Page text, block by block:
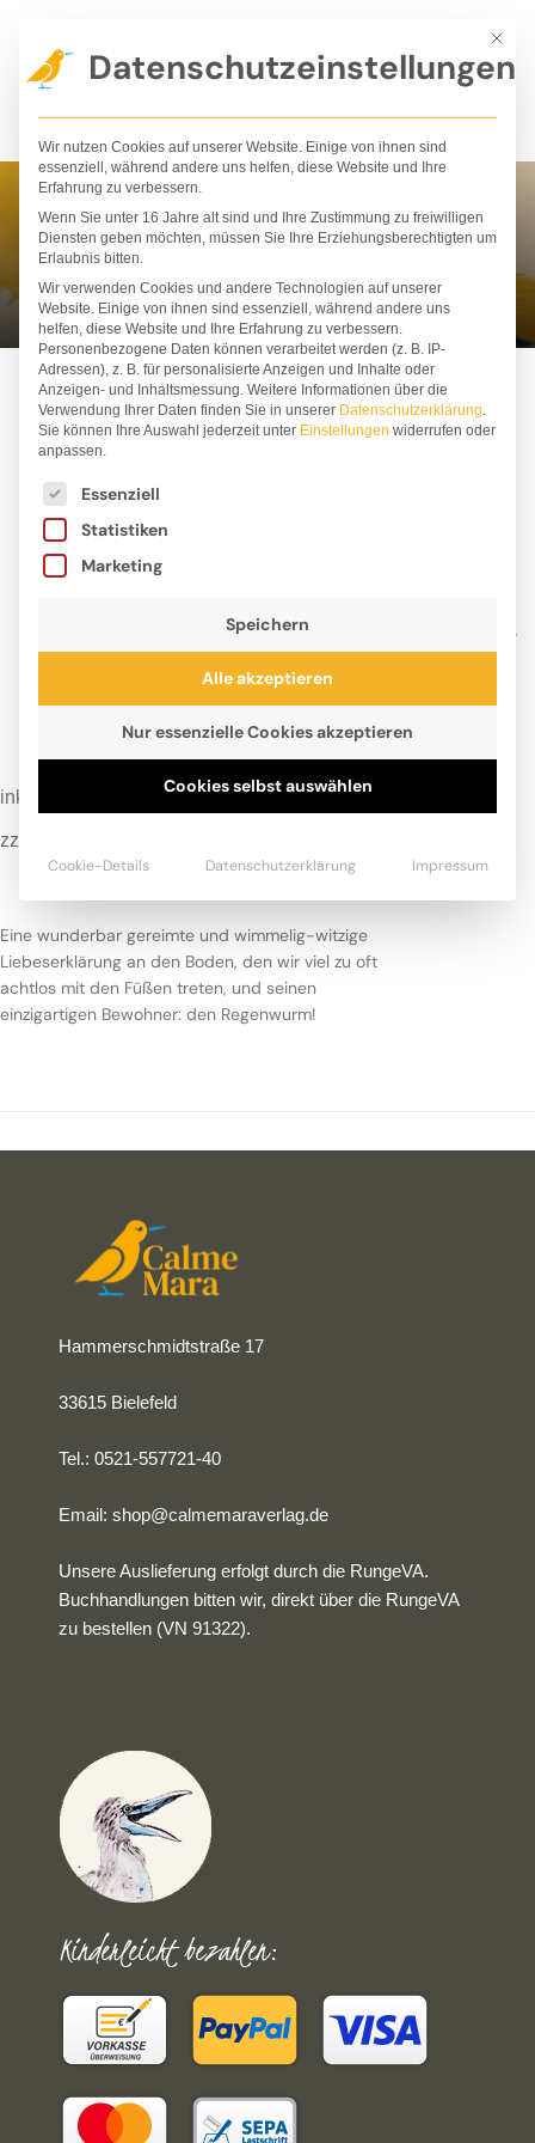
Inhalt
springen
Regenwurm
ALLE
Das krasseste Tier der Erde –
Im Boden ist der Wurm drin!
Von: Kai Lüftner & Friederike Ablang
22,00€
inkl. MwSt.
inkl. MwSt.
zzgl.
Eine wunderbar gereimte und wimmelig-witzige
Liebeserklärung an den Boden, den wir viel zu oft
achtlos mit den Füßen treten, und seinen
einzigartigen Bewohner: den Regenwurm!
Hammerschmidtstraße 17
33615 Bielefeld
Tel.: 0521-557721-40
Email:shop@calmemaraverlag.de
Unsere Auslieferung erfolgt durch die RungeVA.
Buchhandlungen bitten wir, direkt über die RungeVA
zu bestellen (VN 91322).
Kinderleicht bezahlen:
Mit
Datenschutzeinstellungen
Wir nutzen Cookies auf unserer Website. Einige von ihnen sind
essenziell, während andere uns helfen, diese Website und Ihre
Erfahrung zu verbessern.
Wenn Sie unter 16 Jahre alt sind und Ihre Zustimmung zu freiwilligen
Diensten geben möchten, müssen Sie Ihre Erziehungsberechtigten um
Erlaubnis bitten.
Wir verwenden Cookies und andere Technologien auf unserer
Website. Einige von ihnen sind essenziell, während andere uns
helfen, diese Website und Ihre Erfahrung zu verbessern.
Personenbezogene Daten können verarbeitet werden (z. B. IP-
Adressen), z. B. für personalisierte Anzeigen und Inhalte oder
Anzeigen- und Inhaltsmessung. Weitere Informationen über die
Verwendung Ihrer Daten finden Sie in unserer Datenschutzerklärung.
Sie können Ihre Auswahl jederzeit unter Einstellungen widerrufen oder
anpassen.
Es folgt eine Liste der Service-Gruppen, für die
Essenziell
Statistiken
Marketing
Speichern
Alle akzeptieren
Nur essenzielle Cookies akzeptieren
Cookies selbst auswählen
Cookie-Details Datenschutzerklärung Impressum